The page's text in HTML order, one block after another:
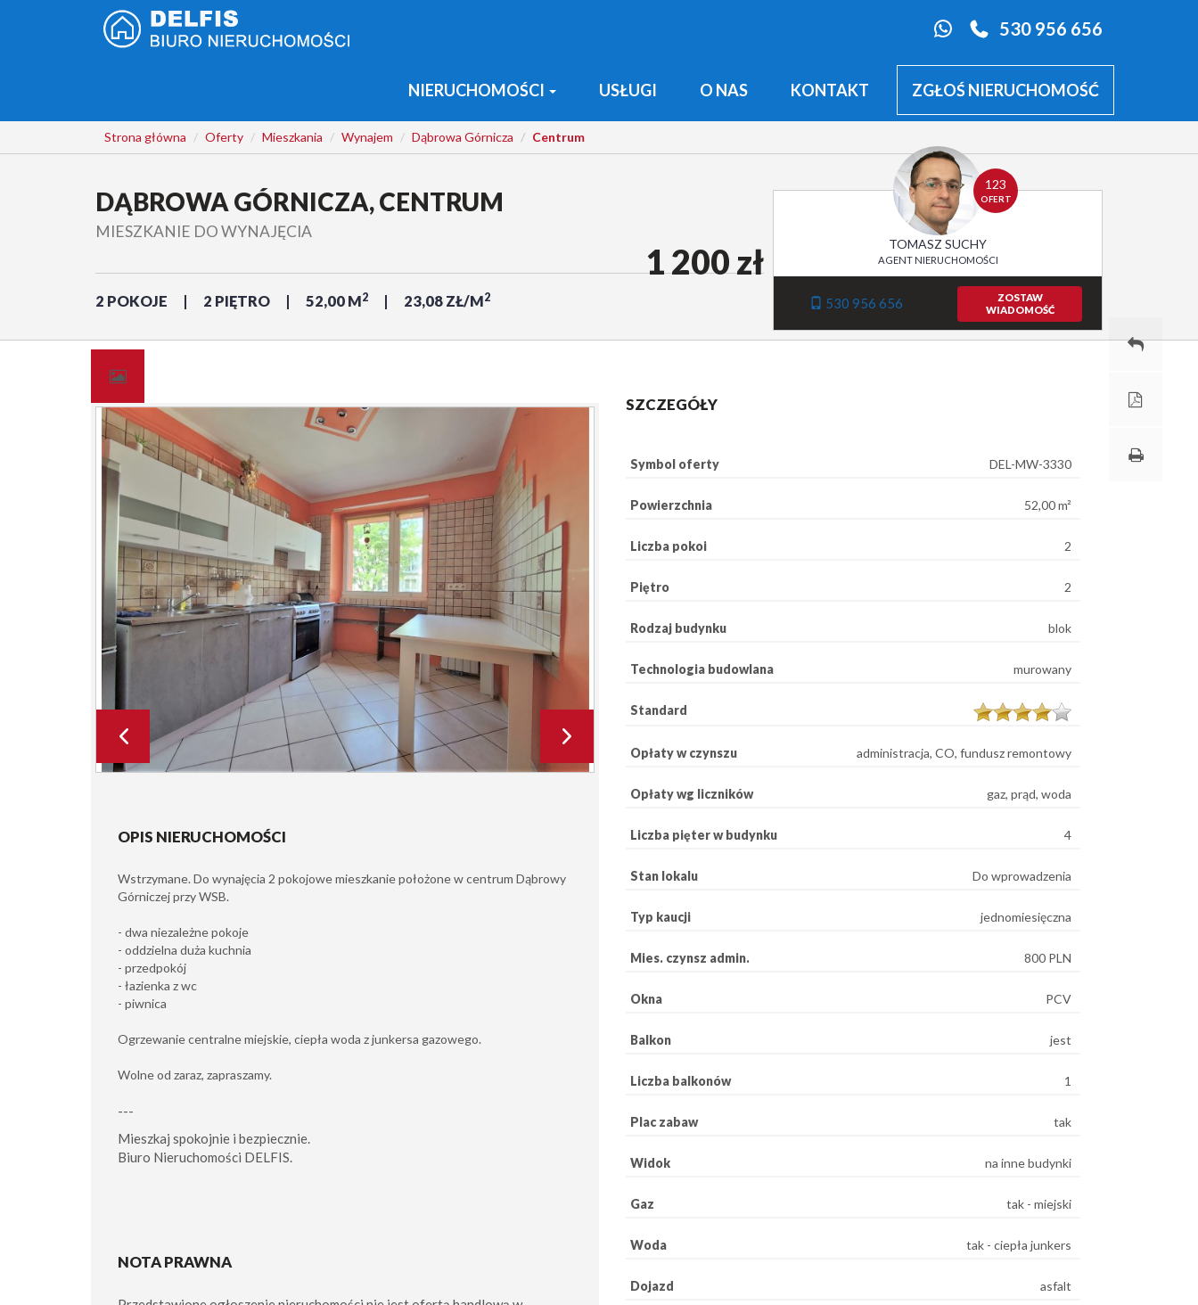
530 956 656
NIERUCHOMOŚCI USŁUGI O NAS KONTAKT ZGŁOŚ NIERUCHOMOŚĆ
Strona główna Oferty Mieszkania Wynajem Dąbrowa Górnicza Centrum
DĄBROWA GÓRNICZA, CENTRUM
MIESZKANIE DO WYNAJĘCIA
2 POKOJE 2 PIĘTRO 52,00 M2 23,08 ZŁ/M2
1 200 zł
123
OFERT
TOMASZ SUCHY
AGENT NIERUCHOMOŚCI
530 956 656
ZOSTAW
WIADOMOŚĆ
OPIS NIERUCHOMOŚCI
Wstrzymane. Do wynajęcia 2 pokojowe mieszkanie położone w centrum Dąbrowy
Górniczej przy WSB.
- dwa niezależne pokoje
- oddzielna duża kuchnia
- przedpokój
- łazienka z wc
- piwnica
Ogrzewanie centralne miejskie, ciepła woda z junkersa gazowego.
Wolne od zaraz, zapraszamy.
---
Mieszkaj spokojnie i bezpiecznie.
Biuro Nieruchomości DELFIS.
NOTA PRAWNA
SZCZEGÓŁY
Symbol oferty DEL-MW-3330
Powierzchnia 52,00 m²
Liczba pokoi 2
Piętro 2
Rodzaj budynku blok
Technologia budowlana murowany
Standard
Opłaty w czynszu administracja, CO, fundusz remontowy
Opłaty wg liczników gaz, prąd, woda
Liczba pięter w budynku 4
Stan lokalu Do wprowadzenia
Typ kaucji jednomiesięczna
Mies. czynsz admin. 800 PLN
Okna PCV
Balkon jest
Liczba balkonów 1
Plac zabaw tak
Widok na inne budynki
Gaz tak - miejski
Woda tak - ciepła junkers
Dojazd asfalt